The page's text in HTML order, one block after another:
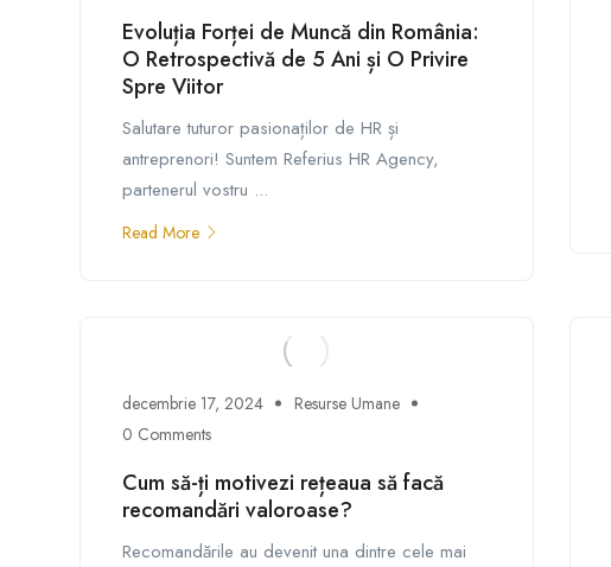
Evoluția Forței de Muncă din România:
O Retrospectivă de 5 Ani și O Privire
Spre Viitor
Salutare tuturor pasionaților de HR și
antreprenori! Suntem Referius HR Agency,
partenerul vostru ...
Read More
decembrie 17, 2024
Resurse Umane
0 Comments
Cum să-ți motivezi rețeaua să facă
recomandări valoroase?
Recomandările au devenit una dintre cele mai